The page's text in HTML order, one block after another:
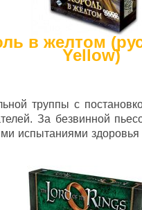
в желтом
Yellow)
труппы с
За безвинной
испытаниями